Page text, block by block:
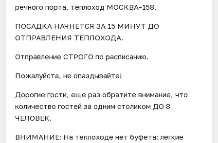
речного порта, теплоход МОСКВА-158.
ПОСАДКА НАЧНЕТСЯ ЗА 15 МИНУТ ДО
ОТПРАВЛЕНИЯ ТЕПЛОХОДА.
Отправление СТРОГО по расписанию.
Пожалуйста, не опаздывайте!
Дорогие гости, еще раз обратите внимание, что
количество гостей за одним столиком ДО 8
ЧЕЛОВЕК.
ВНИМАНИЕ: На теплоходе нет буфета: легкие